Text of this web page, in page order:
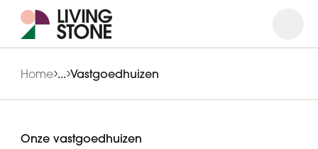
Home ... Vastgoedhuizen
Onze vastgoedhuizen